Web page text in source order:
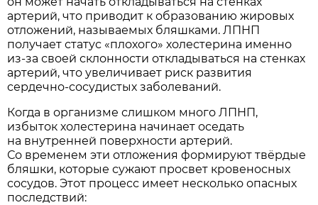
артерий, что приводит к образованию жировых
отложений, называемых бляшками. ЛПНП
получает статус «плохого» холестерина именно
из-за своей склонности откладываться на стенках
артерий, что увеличивает риск развития
сердечно-сосудистых заболеваний.
Когда в организме слишком много ЛПНП,
избыток холестерина начинает оседать
на внутренней поверхности артерий.
Со временем эти отложения формируют твёрдые
бляшки, которые сужают просвет кровеносных
сосудов. Этот процесс имеет несколько опасных
последствий: